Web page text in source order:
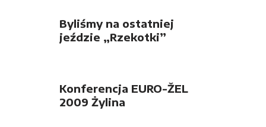
Byliśmy na ostatniej
jeździe „Rzekotki”
Konferencja EURO-ŽEL
2009 Żylina